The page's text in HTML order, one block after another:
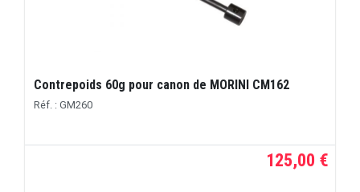
Contrepoids 60g pour canon de MORINI CM162
Réf. : GM260
125,00 €